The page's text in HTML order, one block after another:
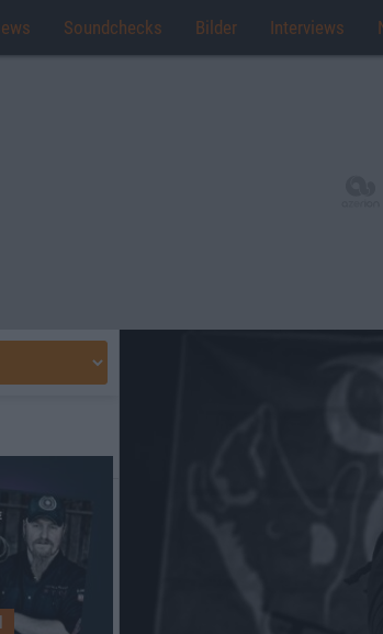
Soundchecks Bilder Interviews